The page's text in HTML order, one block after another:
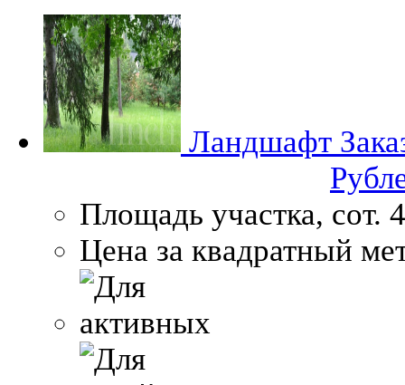
Ландшафт
Площадь участка, сот.
Цена за квадратный